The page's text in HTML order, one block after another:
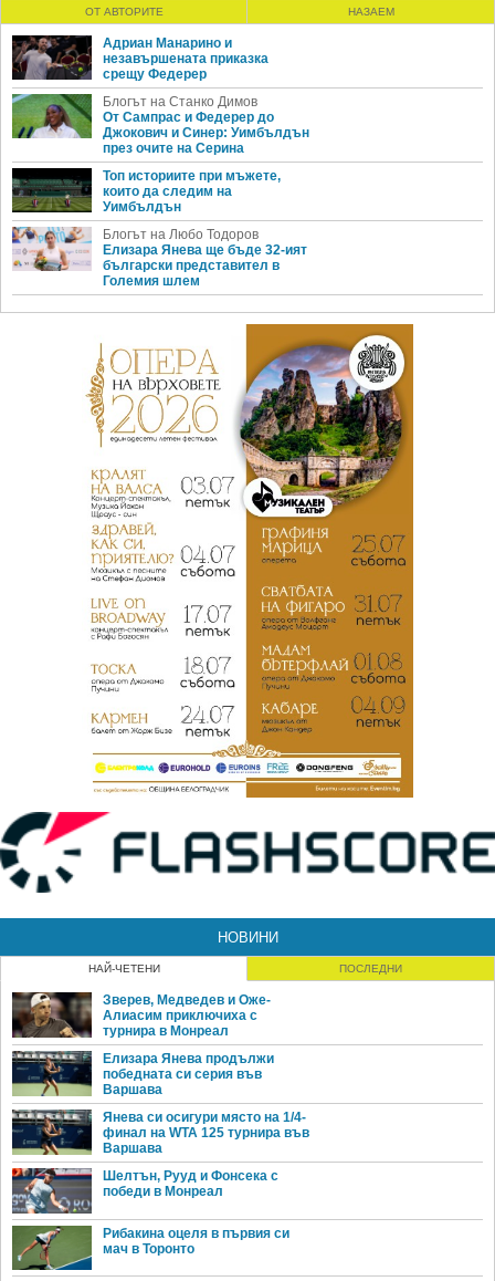
ОТ АВТОРИТЕ НАЗАЕМ
Адриан Манарино и
незавършената приказка
срещу Федерер
Блогът на Станко Димов
От Сампрас и Федерер до
Джокович и Синер: Уимбълдън
през очите на Серина
Топ историите при мъжете,
които да следим на
Уимбълдън
Блогът на Любо Тодоров
Елизара Янева ще бъде 32-ият
български представител в
Големия шлем
НОВИНИ
НАЙ-ЧЕТЕНИ ПОСЛЕДНИ
Зверев, Медведев и Оже-
Алиасим приключиха с
турнира в Монреал
Елизара Янева продължи
победната си серия във
Варшава
Янева си осигури място на 1/4-
финал на WTA 125 турнира във
Варшава
Шелтън, Рууд и Фонсека с
победи в Монреал
Рибакина оцеля в първия си
мач в Торонто